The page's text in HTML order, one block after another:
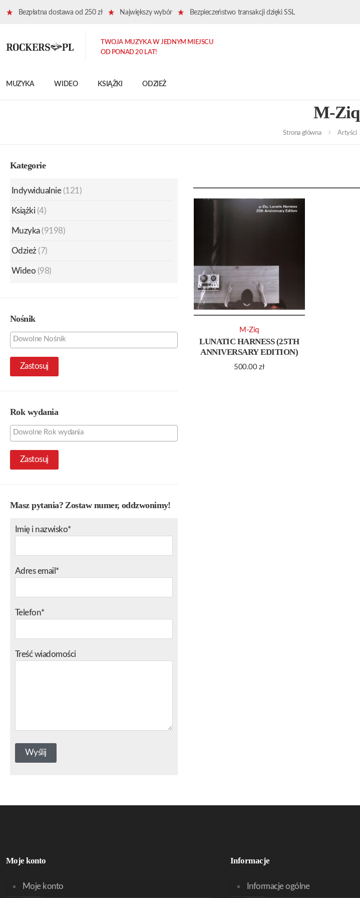
Bezpłatna dostawa od 250 zł Największy wybór Bezpieczeństwo transakcji dzięki SSL
MUZYKA WIDEO KSIĄŻKI ODZIEŻ
TWOJA MUZYKA W JEDNYM MIEJSCU
OD PONAD 20 LAT!
M-Ziq
Strona główna Artyści
LUNATIC HARNESS (25TH
ANNIVERSARY EDITION)
500.00zł
M-Ziq
Kategorie
Indywidualnie (121)
Książki (4)
Muzyka (9198)
Odzież (7)
Wideo (98)
Nośnik
Zastosuj
Rok wydania
Zastosuj
Masz pytania? Zostaw numer, oddzwonimy!
Imię i nazwisko*
Adres email*
Telefon*
Treść wiadomości
Moje konto
Moje konto
Informacje
Informacje ogólne